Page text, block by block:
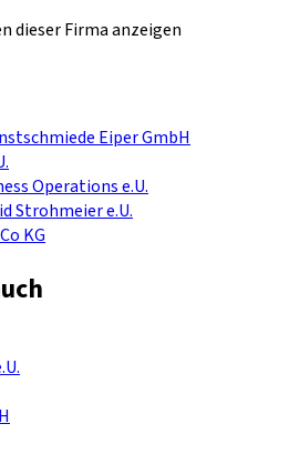
dieser Firma anzeigen
Eiper GmbH
Operations e.U.
Strohmeier e.U.
KG